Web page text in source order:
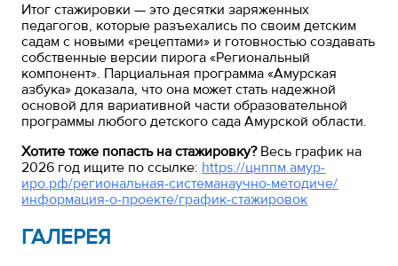
Итог стажировки — это десятки заряженных
педагогов, которые разъехались по своим детским
садам с новыми «рецептами» и готовностью создавать
собственные версии пирога «Региональный
компонент». Парциальная программа «Амурская
азбука» доказала, что она может стать надежной
основой для вариативной части образовательной
программы любого детского сада Амурской области.
Хотите тоже попасть на стажировку?Весь график на
2026 год ищите по ссылке: https://цнппм.амур-
иро.рф/региональная-системанаучно-методиче/
информация-о-проекте/график-стажировок
ГАЛЕРЕЯ